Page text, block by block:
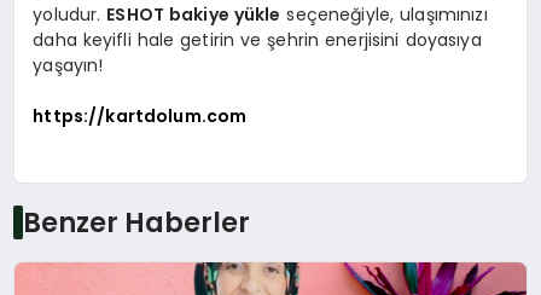
yoludur. ESHOT bakiye yükle seçeneğiyle, ulaşımınızı
daha keyifli hale getirin ve şehrin enerjisini doyasıya
yaşayın!
https://kartdolum.com
Benzer Haberler